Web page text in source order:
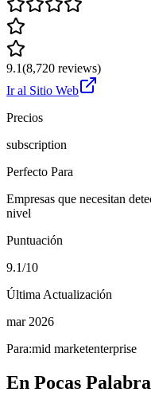
9.1(8,720 reviews)
Ir al Sitio Web
Precios
subscription
Perfecto Para
Empresas que necesitan
nivel
Puntuación
9.1/10
Última Actualización
mar 2026
Para:mid marketenterprise
En Pocas